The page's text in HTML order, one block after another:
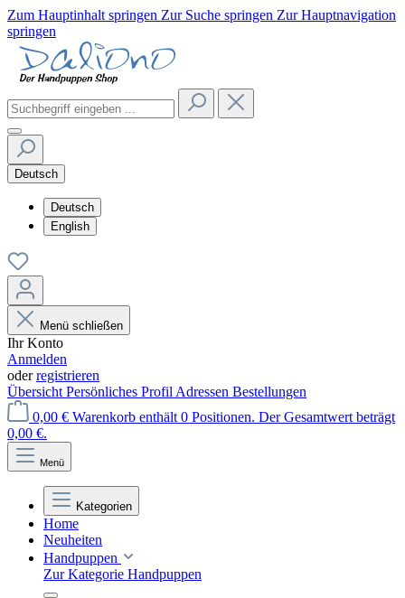
Zum Hauptinhalt springen Zur Suche springen Zur Hauptnavigation
springen
Deutsch
Deutsch
English
Menü schließen
Ihr Konto
Anmelden
oderregistrieren
Übersicht Persönliches Profil Adressen Bestellungen
0,00 € Warenkorb enthält 0 Positionen. Der Gesamtwert beträgt
0,00 €.
Menü
Kategorien
Home
Neuheiten
Handpuppen
Zur Kategorie Handpuppen